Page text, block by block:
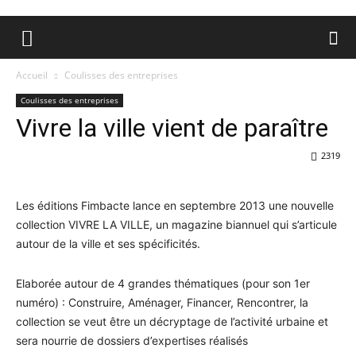
Accueil Coulisses des entreprises
Coulisses des entreprises
Vivre la ville vient de paraître
2319
Les éditions Fimbacte lance en septembre 2013 une nouvelle
collection VIVRE LA VILLE, un magazine biannuel qui s’articule
autour de la ville et ses spécificités.
Elaborée autour de 4 grandes thématiques (pour son 1er
numéro) : Construire, Aménager, Financer, Rencontrer, la
collection se veut être un décryptage de l’activité urbaine et
sera nourrie de dossiers d’expertises réalisés